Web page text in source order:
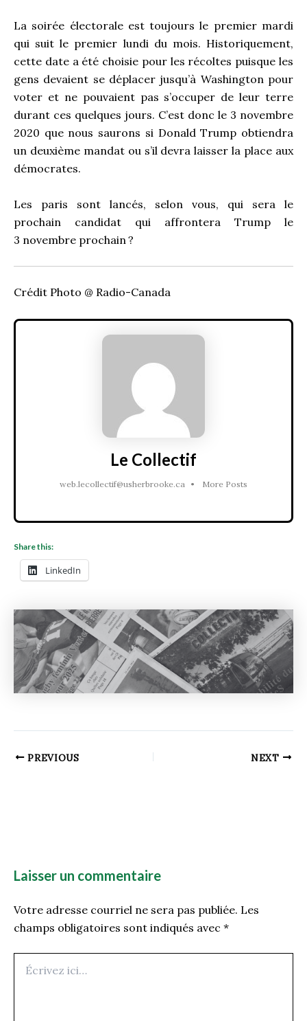
La soirée électorale est toujours le premier mardi
qui suit le premier lundi du mois. Historiquement,
cette date a été choisie pour les récoltes puisque les
gens devaient se déplacer jusqu’à Washington pour
voter et ne pouvaient pas s’occuper de leur terre
durant ces quelques jours. C’est donc le 3 novembre
2020 que nous saurons si Donald Trump obtiendra
un deuxième mandat ou s’il devra laisser la place aux
démocrates.
Les paris sont lancés, selon vous, qui sera le
prochain candidat qui affrontera Trump le
3 novembre prochain ?
Crédit Photo @ Radio-Canada
Le Collectif
web.lecollectif@usherbrooke.ca • More Posts
Share this:
LinkedIn
PREVIOUS NEXT
Laisser un commentaire
Votre adresse courriel ne sera pas publiée. Les
champs obligatoires sont indiqués avec *
ici…